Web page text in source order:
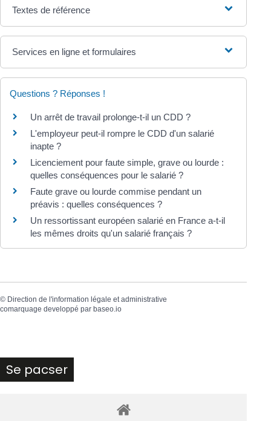
Textes de référence
Services en ligne et formulaires
Questions ? Réponses !
Un arrêt de travail prolonge-t-il un CDD ?
L'employeur peut-il rompre le CDD d'un salarié
inapte ?
Licenciement pour faute simple, grave ou lourde :
quelles conséquences pour le salarié ?
Faute grave ou lourde commise pendant un
préavis : quelles conséquences ?
Un ressortissant européen salarié en France a-t-il
les mêmes droits qu'un salarié français ?
© Direction de l'information légale et administrative
comarquage developpé par baseo.io
Se pacser